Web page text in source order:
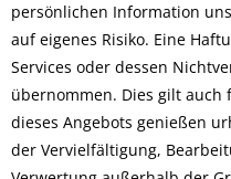
persönlichen Information
auf eigenes Risiko. Eine
Services oder dessen
übernommen. Dies gilt auch
dieses Angebots genießen
der Vervielfältigung,